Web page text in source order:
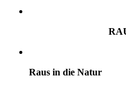
Raus in die Natur